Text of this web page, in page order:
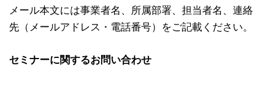
メール本文には事業者名、所属部署、担当者名、連絡
先（メールアドレス・電話番号）をご記載ください。
セミナーに関するお問い合わせ